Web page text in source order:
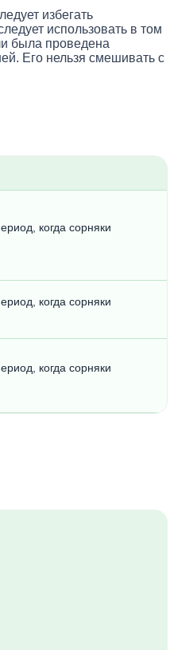
избегать
использовать в том
была проведена
Его нельзя смешивать с
когда сорняки
когда сорняки
когда сорняки